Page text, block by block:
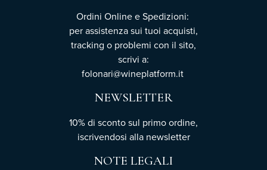
Ordini Online e Spedizioni:
per assistenza sui tuoi acquisti,
tracking o problemi con il sito,
scrivi a:
folonari@wineplatform.it
NEWSLETTER
10% di sconto sul primo ordine,
iscrivendosi alla newsletter
NOTE LEGALI